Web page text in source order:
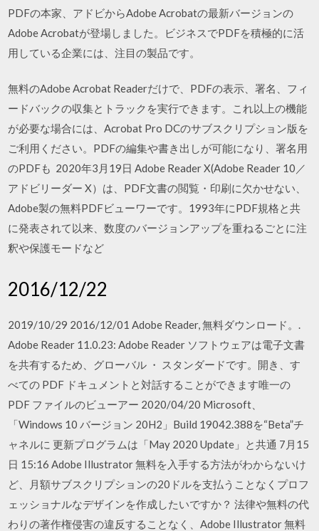
PDFの本家、アドビからAdobe Acrobatの最新バージョンの
Adobe Acrobatが登場しました。ビジネスでPDFを積極的に活
用している企業には、注目の製品です。
無料のAdobe Acrobat Readerだけで、PDFの表示、署名、フィ
ードバックの収集とトラックを実行できます。これ以上の機能
が必要な場合には、Acrobat Pro DCのサブスクリプション版を
ご利用ください。PDFの編集や書き出しが可能になり、署名用
のPDFも 2020年3月19日 Adobe Reader X(Adobe Reader 10／
アドビリーダー X）は、PDF文書の閲覧・印刷に欠かせない、
Adobe製の無料PDFビューワーです。1993年にPDF規格と共
に発表されて以来、数度のバージョンアップを重ねるごとに注
釈や保護モードなど
2016/12/22
2019/10/29 2016/12/01 Adobe Reader, 無料ダウンロード。.
Adobe Reader 11.0.23: Adobe Reader ソフトウェアは電子文書
を共有するため、グローバル ・ スタンダードです。開き、す
べての PDF ドキュメントと対話することができます唯一の
PDF ファイルのビューアー 2020/04/20 Microsoft、
「Windows 10 バージョン 20H2」Build 19042.388を“Beta”チ
ャネルに 更新プログラムは「May 2020 Update」と共通 7月15
日 15:16 Adobe Illustrator 無料を入手する方法がわからないけ
ど、月額サブスクリプションの20ドルを支払うことなくプロフ
ェッショナルなデザインを作成したいですか？ 法律や無料の代
わりの著作権侵害の違反することなく、Adobe Illustrator 無料